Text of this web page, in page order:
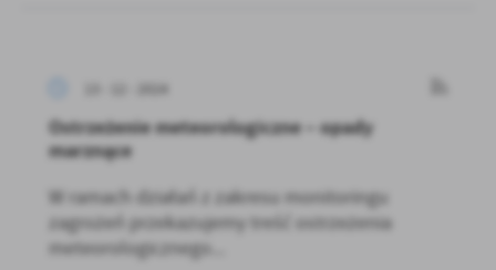
13 - 12 - 2024
Ostrzeżenie meteorologiczne – opady
marznące
W ramach działań z zakresu monitoringu
zagrożeń przekazujemy treść ostrzeżenia
meteorologicznego...